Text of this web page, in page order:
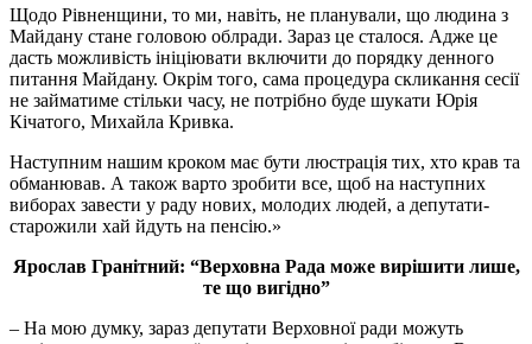
Щодо Рівненщини, то ми, навіть, не планували, що людина з
Майдану стане головою облради. Зараз це сталося. Адже це
дасть можливість ініціювати включити до порядку денного
питання Майдану. Окрім того, сама процедура скликання сесії
не займатиме стільки часу, не потрібно буде шукати Юрія
Кічатого, Михайла Кривка.
Наступним нашим кроком має бути люстрація тих, хто крав та
обманював. А також варто зробити все, щоб на наступних
виборах завести у раду нових, молодих людей, а депутати-
старожили хай йдуть на пенсію.»
Ярослав Гранітний: “Верховна Рада може вирішити лише,
те що вигідно”
– На мою думку, зараз депутати Верховної ради можуть